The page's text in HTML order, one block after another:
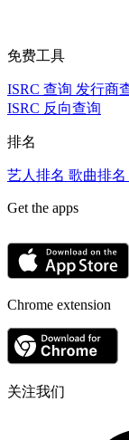
免费工具
ISRC 查询 发行商
ISRC 反向查询
排名
艺人排名 歌曲排名
Get the apps
Chrome extension
关注我们